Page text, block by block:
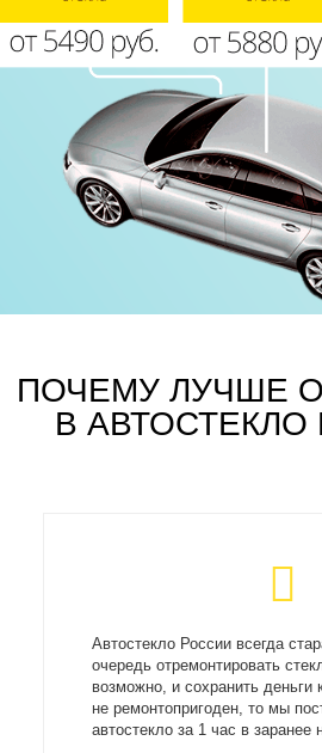
ПОЧЕМУ ЛУЧШЕ
В
Автостекло России всегда
очередь отремонтировать
возможно, и сохранить деньги
не ремонтопригоден, то мы
автостекло за 1 час в заранее